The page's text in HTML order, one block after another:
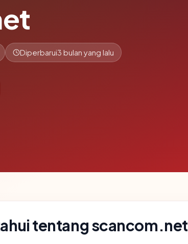
Diperbarui3 bulan yang lalu
tentang scancom.net